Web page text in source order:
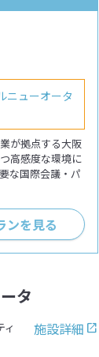
ニューオータ
が拠点する大阪
高感度な環境に
な国際会議・パ
ンを見る
タ
施設詳細
ィ